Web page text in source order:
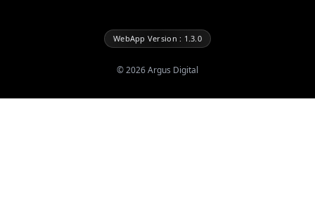
WebApp Version : 1.3.0
©2026Argus Digital